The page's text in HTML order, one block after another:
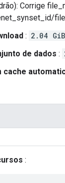
Corrige
: 2.04 GiB
de dados :
cache
: